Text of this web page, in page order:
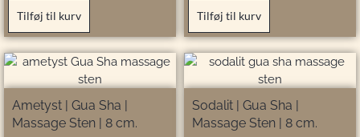
Tilføj til kurv Tilføj til kurv
Ametyst | Gua Sha |
Massage Sten | 8 cm.
Sodalit | Gua Sha |
Massage Sten | 8 cm.